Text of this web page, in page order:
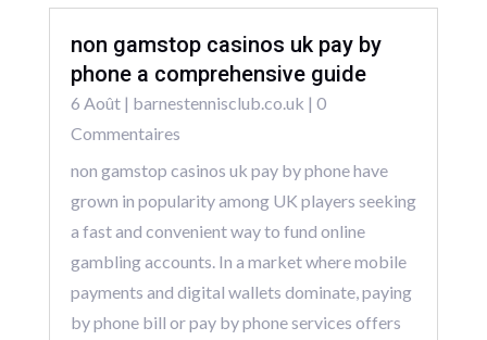
non gamstop casinos uk pay by
phone a comprehensive guide
6 Août| barnestennisclub.co.uk | 0
Commentaires
non gamstop casinos uk pay by phone have
grown in popularity among UK players seeking
a fast and convenient way to fund online
gambling accounts. In a market where mobile
payments and digital wallets dominate, paying
by phone bill or pay by phone services offers